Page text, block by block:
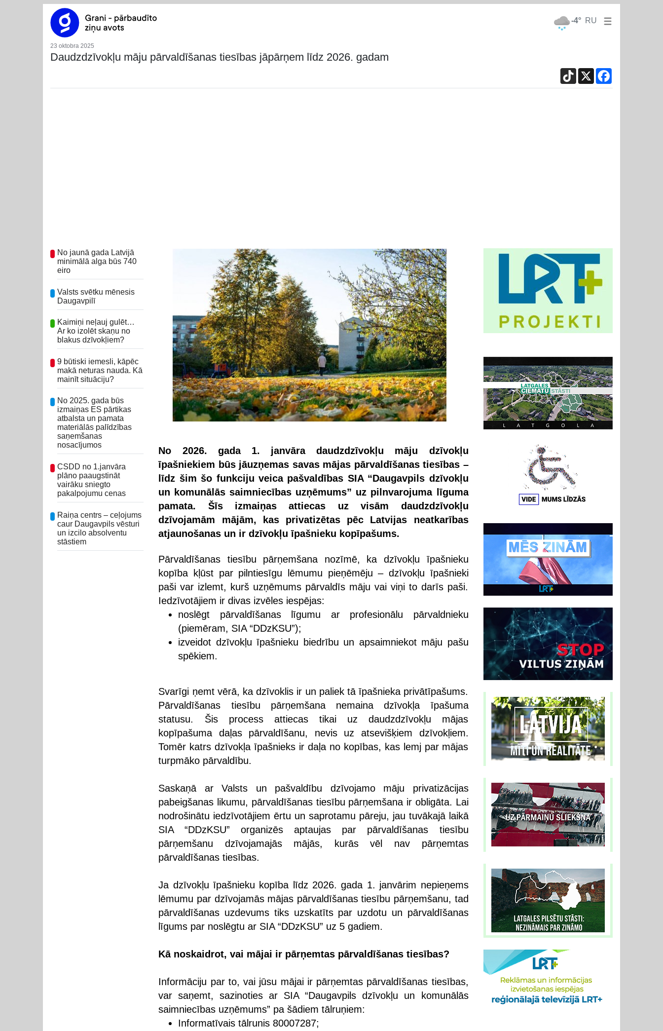
-4° RU
23 oktobra 2025
Daudzdzīvokļu māju pārvaldīšanas tiesības jāpārņem līdz 2026. gadam
TikTok
X
No jaunā gada Latvijā
minimālā alga būs 740
eiro
Valsts svētku mēnesis
Daugavpilī
Kaimiņi neļauj gulēt…
Ar ko izolēt skaņu no
blakus dzīvokļiem?
9 būtiski iemesli, kāpēc
makā neturas nauda. Kā
mainīt situāciju?
No 2025. gada būs
izmaiņas ES pārtikas
atbalsta un pamata
materiālās palīdzības
saņemšanas
nosacījumos
CSDD no 1.janvāra
plāno paaugstināt
vairāku sniegto
pakalpojumu cenas
Raiņa centrs – ceļojums
caur Daugavpils vēsturi
un izcilo absolventu
stāstiem
No 2026. gada 1. janvāra daudzdzīvokļu māju dzīvokļu
īpašniekiem būs jāuzņemas savas mājas pārvaldīšanas tiesības –
līdz šim šo funkciju veica pašvaldības SIA “Daugavpils dzīvokļu
un komunālās saimniecības uzņēmums” uz pilnvarojuma līguma
pamata. Šīs izmaiņas attiecas uz visām daudzdzīvokļu
dzīvojamām mājām, kas privatizētas pēc Latvijas neatkarības
atjaunošanas un ir dzīvokļu īpašnieku kopīpašums.
Pārvaldīšanas tiesību pārņemšana nozīmē, ka dzīvokļu īpašnieku
kopība kļūst par pilntiesīgu lēmumu pieņēmēju – dzīvokļu īpašnieki
paši var izlemt, kurš uzņēmums pārvaldīs māju vai viņi to darīs paši.
Iedzīvotājiem ir divas izvēles iespējas:
noslēgt pārvaldīšanas līgumu ar profesionālu pārvaldnieku
(piemēram, SIA “DDzKSU”);
izveidot dzīvokļu īpašnieku biedrību un apsaimniekot māju pašu
spēkiem.
Svarīgi ņemt vērā, ka dzīvoklis ir un paliek tā īpašnieka privātīpašums.
Pārvaldīšanas tiesību pārņemšana nemaina dzīvokļa īpašuma
statusu. Šis process attiecas tikai uz daudzdzīvokļu mājas
kopīpašuma daļas pārvaldīšanu, nevis uz atsevišķiem dzīvokļiem.
Tomēr katrs dzīvokļa īpašnieks ir daļa no kopības, kas lemj par mājas
turpmāko pārvaldību.
Saskaņā ar Valsts un pašvaldību dzīvojamo māju privatizācijas
pabeigšanas likumu, pārvaldīšanas tiesību pārņemšana ir obligāta. Lai
nodrošinātu iedzīvotājiem ērtu un saprotamu pāreju, jau tuvākajā laikā
SIA “DDzKSU” organizēs aptaujas par pārvaldīšanas tiesību
pārņemšanu dzīvojamajās mājās, kurās vēl nav pārņemtas
pārvaldīšanas tiesības.
Ja dzīvokļu īpašnieku kopība līdz 2026. gada 1. janvārim nepieņems
lēmumu par dzīvojamās mājas pārvaldīšanas tiesību pārņemšanu, tad
pārvaldīšanas uzdevums tiks uzskatīts par uzdotu un pārvaldīšanas
līgums par noslēgtu ar SIA “DDzKSU” uz 5 gadiem.
Kā noskaidrot, vai mājai ir pārņemtas pārvaldīšanas tiesības?
Informāciju par to, vai jūsu mājai ir pārņemtas pārvaldīšanas tiesības,
var saņemt, sazinoties ar SIA “Daugavpils dzīvokļu un komunālās
saimniecības uzņēmums” pa šādiem tālruņiem:
Informatīvais tālrunis 80007287;